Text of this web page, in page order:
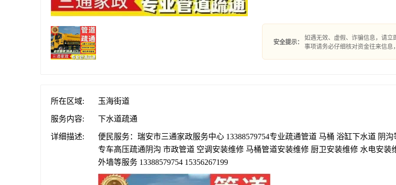
安全提示：
如遇无效、虚假、诈骗信息，请立
事项请务必仔细核对资金往来信息
所在区域: 玉海街道
服务内容: 下水道疏通
详细描述:
便民服务：瑞安市三通家政服务中心 13388579754专业疏通管道 马桶 浴缸下水道 阴
专车高压疏通阴沟 市政管道 空调安装维修 马桶管道安装维修 厨卫安装维修 水电安装
外墙等服务 13388579754 15356267199